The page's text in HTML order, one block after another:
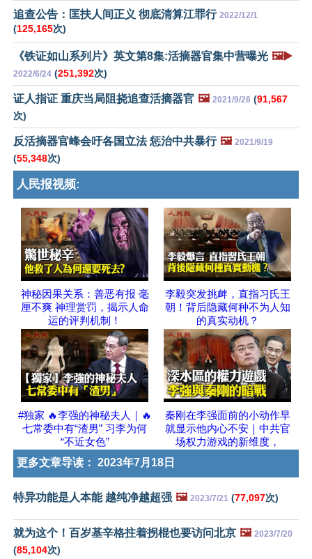
追查公告：匡扶人间正义 彻底清算江罪行 2022/12/1
(125,165次)
《铁证如山系列片》英文第8集:活摘器官集中营曝光 🖼️▶️
2022/6/24 (251,392次)
证人指证 重庆当局阻挠追查活摘器官 🖼️ 2021/9/26 (91,567
次)
反活摘器官峰会吁各国立法 惩治中共暴行 🖼️ 2021/9/19
(55,348次)
人民报视频:
神秘因果关系：善恶有报 毫
厘不爽 神理赏罚，揭示人命
运的评判机制！
李毅突发挑衅，直指习氏王
朝！背后隐藏何种不为人知
的真实动机？
#独家 🔥李强的神秘夫人｜🔥
七常委中有“渣男” 习李为何
“不近女色”
秦刚在李强面前的小动作早
就显示他内心不安｜中共官
场权力游戏的新维度，
更多文章导读： 2023年7月18日
特异功能是人本能 越纯净越超强 🖼️ 2023/7/21 (77,097次)
就为这个！百岁基辛格拄着拐棍也要访问北京 🖼️ 2023/7/20
(85,104次)